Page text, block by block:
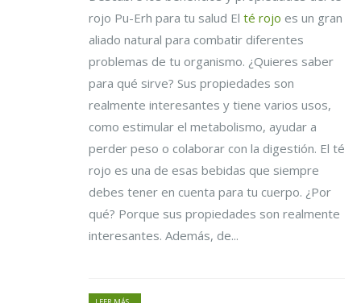
rojo Pu-Erh para tu salud El té rojo es un gran
aliado natural para combatir diferentes
problemas de tu organismo. ¿Quieres saber
para qué sirve? Sus propiedades son
realmente interesantes y tiene varios usos,
como estimular el metabolismo, ayudar a
perder peso o colaborar con la digestión. El té
rojo es una de esas bebidas que siempre
debes tener en cuenta para tu cuerpo. ¿Por
qué? Porque sus propiedades son realmente
interesantes. Además, de...